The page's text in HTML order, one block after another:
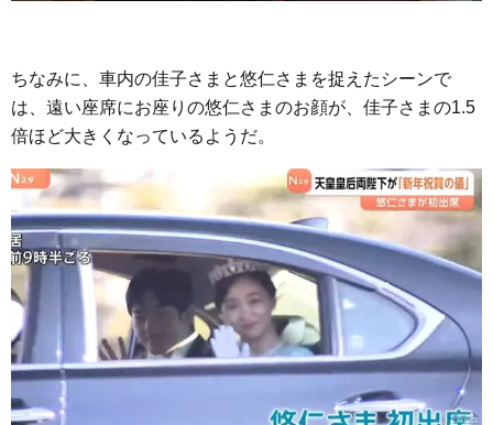
ちなみに、車内の佳子さまと悠仁さまを捉えたシーンで
は、遠い座席にお座りの悠仁さまのお顔が、佳子さまの1.5
倍ほど大きくなっているようだ。